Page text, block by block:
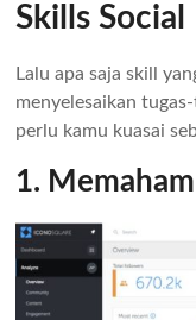
Skills
Lalu apa saja skill
menyelesaikan
perlu kamu kuasai
1.